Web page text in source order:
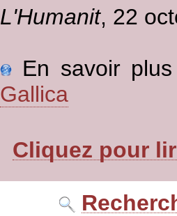
L'Humanit, 22
En savoir
Gallica
Cliquez pour